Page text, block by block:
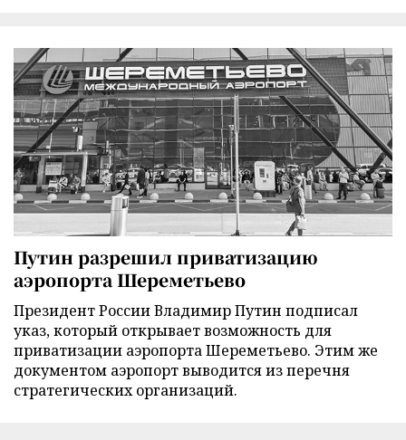
Путин разрешил приватизацию
аэропорта Шереметьево
Президент России Владимир Путин подписал
указ, который открывает возможность для
приватизации аэропорта Шереметьево. Этим же
документом аэропорт выводится из перечня
стратегических организаций.